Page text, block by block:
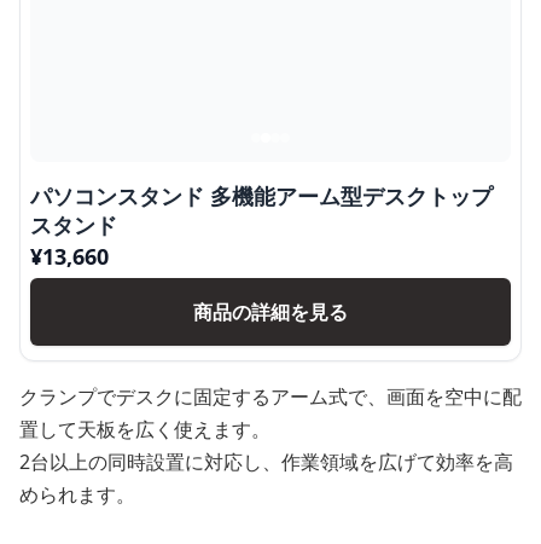
パソコンスタンド 多機能アーム型デスクトップ
スタンド
¥13,660
商品の詳細を見る
クランプでデスクに固定するアーム式で、画面を空中に配
置して天板を広く使えます。
2台以上の同時設置に対応し、作業領域を広げて効率を高
められます。